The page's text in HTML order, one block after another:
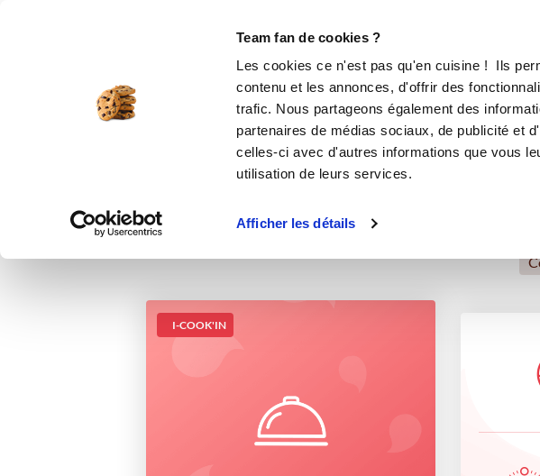
Team fan de cookies ?
Les cookies ce n'est pas qu'en cuisine ! Ils
contenu et les annonces, d'offrir des
trafic. Nous partageons également des
partenaires de médias sociaux, de publicité et
celles-ci avec d'autres informations que vous
utilisation de leurs services.
Afficher les détails
I-COOK'IN